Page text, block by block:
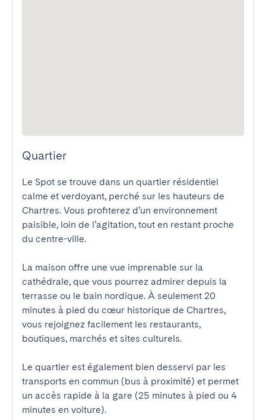
Quartier
Le Spot se trouve dans un quartier résidentiel
calme et verdoyant, perché sur les hauteurs de
Chartres. Vous profiterez d’un environnement
paisible, loin de l’agitation, tout en restant proche
du centre-ville.
La maison offre une vue imprenable sur la
cathédrale, que vous pourrez admirer depuis la
terrasse ou le bain nordique. À seulement 20
minutes à pied du cœur historique de Chartres,
vous rejoignez facilement les restaurants,
boutiques, marchés et sites culturels.
Le quartier est également bien desservi par les
transports en commun (bus à proximité) et permet
un accès rapide à la gare (25 minutes à pied ou 4
minutes en voiture).